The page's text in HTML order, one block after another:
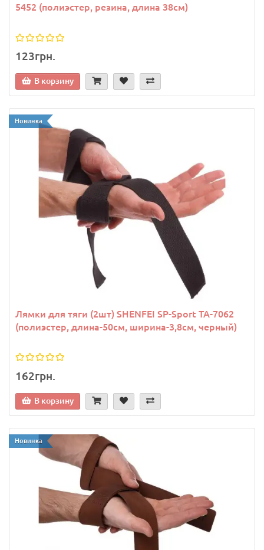
5452 (полиэстер, резина, длина 38см)
123грн.
В корзину
Новинка
Лямки для тяги (2шт) SHENFEI SP-Sport TA-7062
(полиэстер, длина-50см, ширина-3,8см, черный)
162грн.
В корзину
Новинка